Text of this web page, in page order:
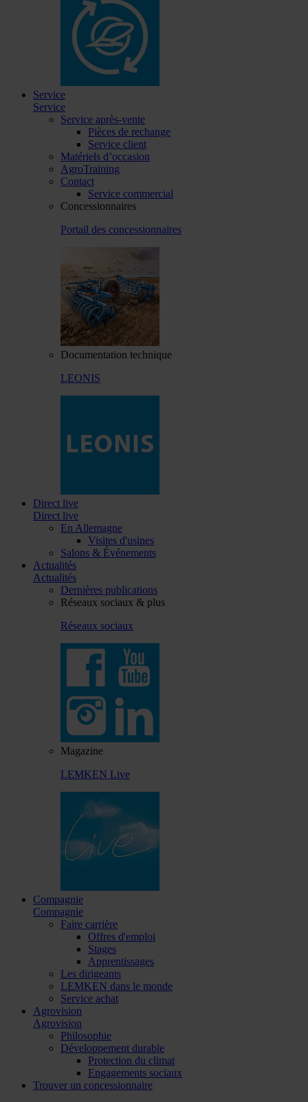
Service
Service
Service après-vente
Pièces de rechange
Service client
Matériels d’occasion
AgroTraining
Contact
Service commercial
Concessionnaires
Portail des concessionnaires
Documentation technique
LEONIS
Direct live
Direct live
En Allemagne
Visites d'usines
Salons & Événements
Actualités
Actualités
Dernières publications
Réseaux sociaux & plus
Réseaux sociaux
Magazine
LEMKEN Live
Compagnie
Compagnie
Faire carrière
Offres d'emploi
Stages
Apprentissages
Les dirigeants
LEMKEN dans le monde
Service achat
Agrovision
Agrovision
Philosophie
Développement durable
Protection du climat
Engagements sociaux
Trouver un concessionnaire